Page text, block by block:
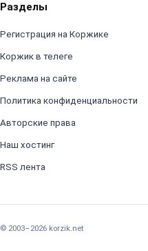
Разделы
Регистрация на Коржике
Коржик в телеге
Реклама на сайте
Политика конфиденциальности
Авторские права
Наш хостинг
RSS лента
© 2003–2026 korzik.net